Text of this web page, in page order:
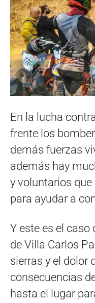
En la lucha
frente los
demás fuerzas
además hay
y voluntarios
para ayudar a
Y este es el caso
de Villa Carlos
sierras y el dolor
consecuencias
hasta el lugar